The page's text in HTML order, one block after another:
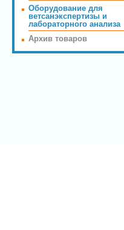
Оборудование для
ветсанэкспертизы и
лабораторного анализа
Архив товаров